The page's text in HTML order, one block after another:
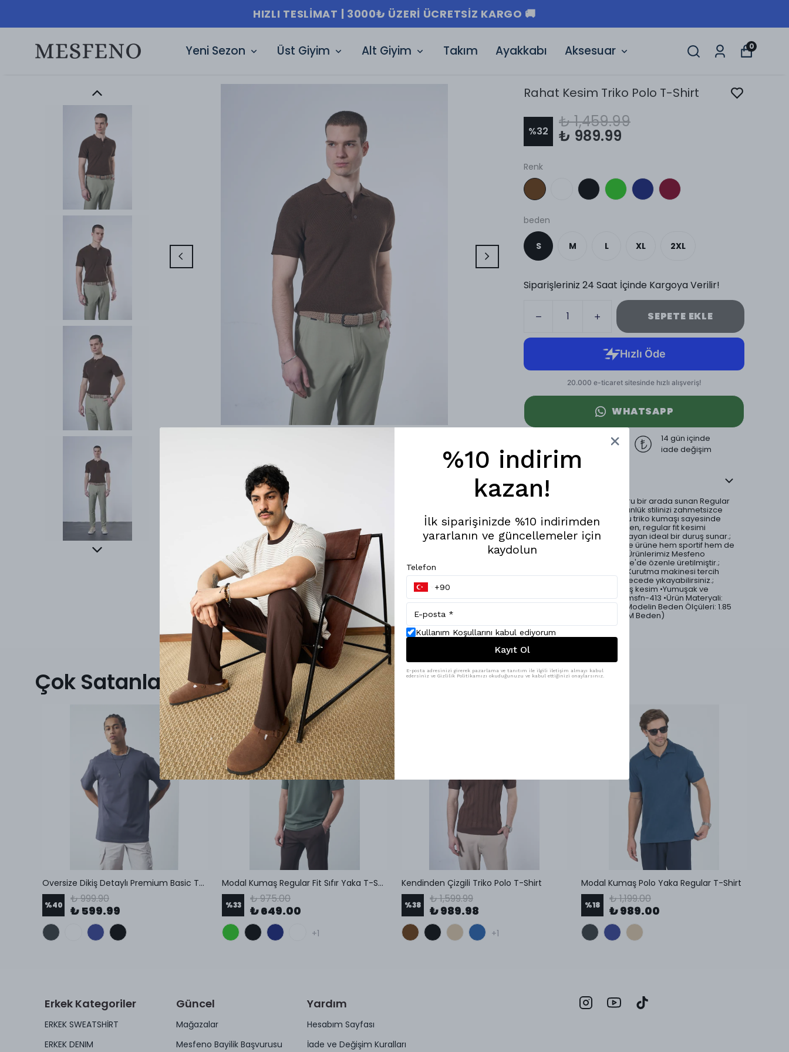
Yeni Sezon Üst Giyim Alt Giyim Takım Ayakkabı Aksesuar 0
Rahat Kesim Triko Polo T-Shirt
%32
₺ 1,459.99
₺ 989.99
Renk
beden
S M L XL 2XL
Siparişleriniz 24 Saat İçinde Kargoya Verilir!
SEPETE EKLE
WHATSAPP
ücretsiz kargo
14 gün içinde
iade değişim
Ürün Açıklaması
Zamansız şıklığı ve konforu bir arada sunan Regular
Polo Yaka Triko T-Shirt, günlük stilinizi zahmetsizce
yükseltir.; Yumuşak dokulu triko kumaşı sayesinde
gün boyu rahatlık sağlarken, regular fit kesimi
vücuda oturan ama sıkmayan ideal bir duruş sunar.;
Klasik polo yaka detayı ise ürüne hem sportif hem de
sofistike bir hava katar.; •Ürünlerimiz Mesfeno
markası tarafından Türkiye'de özenle üretilmiştir.;
•Ürün yıkama talimatları: Kurutma makinesi tercih
edilmemelidir.; 30 °C derecede yıkayabilirsiniz.;
•Düğmeli polo yaka •Salaş kesim •Yumuşak ve
dokulu Triko •Ürün Kodu: msfn-413 •Ürün Materyali:
%50 Cotton %50 Acrylic •Modelin Beden Ölçüleri: 1.85
Boy, 75 Kilo (Görsel ürün: M Beden)
Çok Satanlar
Oversize Dikiş Detaylı Premium Basic T-Shirt
%40 ₺ 999.90
₺ 599.99
Modal Kumaş Regular Fit Sıfır Yaka T-Shirt
%33 ₺ 975.00
₺ 649.00
+1
Kendinden Çizgili Triko Polo T-Shirt
%38 ₺ 1,599.99
₺ 989.98
+1
Modal Kumaş Polo Yaka Regular T-Shirt
%18 ₺ 1,199.00
₺ 989.00
Erkek Kategoriler
ERKEK SWEATSHİRT
ERKEK DENIM
Güncel
Mağazalar
Mesfeno Bayilik Başvurusu
Yardım
Hesabım Sayfası
İade ve Değişim Kuralları
%10 indirim
kazan!
İlk siparişinizde %10 indirimden
yararlanın ve güncellemeler için
kaydolun
Telefon
Kullanım Koşullarını kabul ediyorum
Kayıt Ol
E-posta adresinizi girerek pazarlama ve tanıtım ile ilgili iletişim almayı kabul
edersiniz ve Gizlilik Politikamızı okuduğunuzu ve kabul ettiğinizi onaylarsınız.